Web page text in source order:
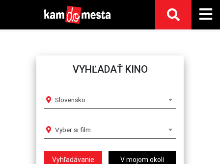
VYHĽADAŤ KINO
Slovensko
Vyber si film
V mojom okolí